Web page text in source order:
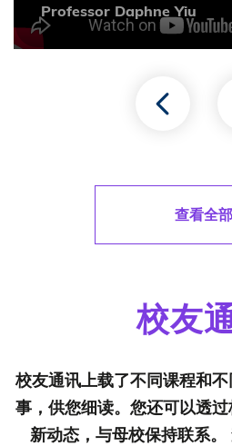
Professor Daphne Yiu
查看全部
校友
校友通讯上载了不同课程和
事，供您细读。您还可以透
新动态，与母校保持联系。